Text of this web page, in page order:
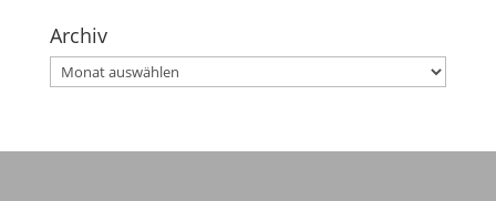
Archiv
Archiv